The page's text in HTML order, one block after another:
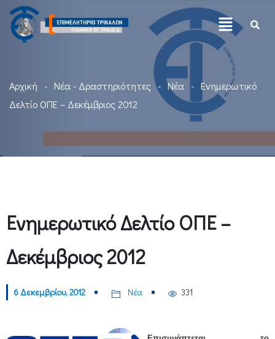
Αρχική Νέα - Δραστηριότητες Νέα
Ενημερωτικό
Δελτίο ΟΠΕ – Δεκέμβριος 2012
Ενημερωτικό Δελτίο ΟΠΕ –
Δεκέμβριος 2012
6 Δεκεμβρίου, 2012 Νέα 331